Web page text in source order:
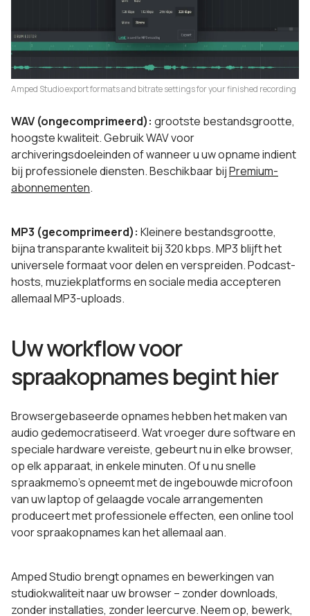
Amped Studio export formats and bitrate settings for your finished recording
WAV (ongecomprimeerd): grootste bestandsgrootte,
hoogste kwaliteit. Gebruik WAV voor
archiveringsdoeleinden of wanneer u uw opname indient
bij professionele diensten. Beschikbaar bijPremium-
abonnementen.
MP3 (gecomprimeerd): Kleinere bestandsgrootte,
bijna transparante kwaliteit bij 320 kbps. MP3 blijft het
universele formaat voor delen en verspreiden. Podcast-
hosts, muziekplatforms en sociale media accepteren
allemaal MP3-uploads.
Uw workflow voor
spraakopnames begint hier
Browsergebaseerde opnames hebben het maken van
audio gedemocratiseerd. Wat vroeger dure software en
speciale hardware vereiste, gebeurt nu in elke browser,
op elk apparaat, in enkele minuten. Of u nu snelle
spraakmemo's opneemt met de ingebouwde microfoon
van uw laptop of gelaagde vocale arrangementen
produceert met professionele effecten, een online tool
voor spraakopnames kan het allemaal aan.
Amped Studio brengt opnames en bewerkingen van
studiokwaliteit naar uw browser – zonder downloads,
zonder installaties, zonder leercurve. Neem op, bewerk,